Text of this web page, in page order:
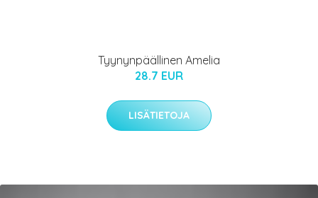
Tyynynpäällinen Amelia
28.7 EUR
LISÄTIETOJA